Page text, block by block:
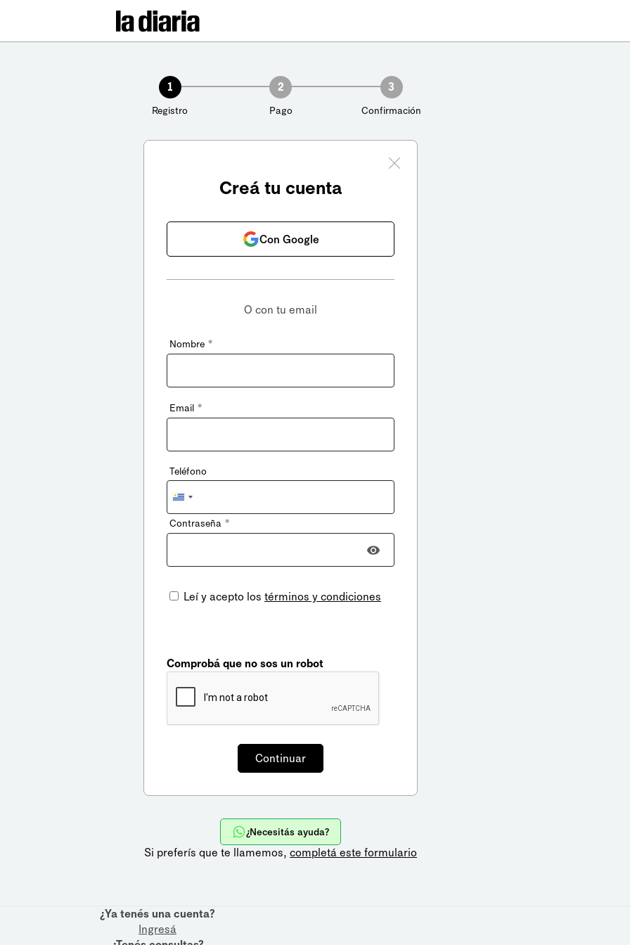
1
Registro
2
Pago
3
Confirmación
Creá tu cuenta
Con Google
O con tu email
Nombre *
Email *
Teléfono
Uruguay
+598
Contraseña *
Leí y acepto los términos y condiciones
Comprobá que no sos un robot
¿Necesitás ayuda?
Si preferís que te llamemos, completá este formulario
¿Ya tenés una cuenta?
Ingresá